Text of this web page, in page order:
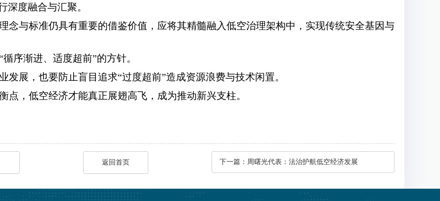
深度融合与汇聚。
念与标准仍具有重要的借鉴价值，应将其精髓融入低空治理架构中，实现传统安全基因与
序渐进、适度超前”的方针。
发展，也要防止盲目追求“过度超前”造成资源浪费与技术闲置。
点，低空经济才能真正展翅高飞，成为推动新兴支柱。
返回首页 下一篇： 周曙光代表：法治护航低空经济发展